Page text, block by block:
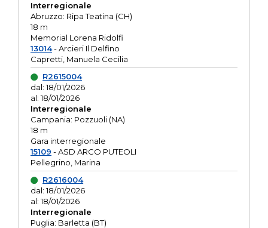
Interregionale
Abruzzo: Ripa Teatina (CH)
18 m
Memorial Lorena Ridolfi
13014- Arcieri Il Delfino
Capretti, Manuela Cecilia
R2615004
dal: 18/01/2026
al: 18/01/2026
Interregionale
Campania: Pozzuoli (NA)
18 m
Gara interregionale
15109 - ASD ARCO PUTEOLI
Pellegrino, Marina
R2616004
dal: 18/01/2026
al: 18/01/2026
Interregionale
Puglia: Barletta (BT)